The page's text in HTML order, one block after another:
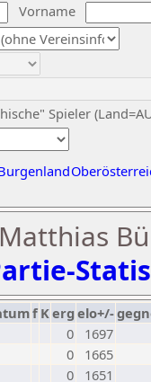
Vorname
Spieler
f Kerg elo+/-
0
1697
0
1665
0
1651